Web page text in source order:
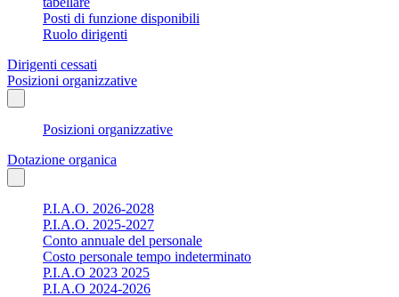
Posti di funzione disponibili
Ruolo dirigenti
Dirigenti cessati
Posizioni organizzative
Posizioni organizzative
Dotazione organica
P.I.A.O. 2026-2028
P.I.A.O. 2025-2027
Conto annuale del personale
Costo personale tempo indeterminato
P.I.A.O 2023 2025
P.I.A.O 2024-2026